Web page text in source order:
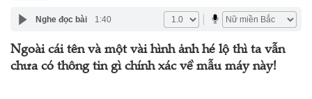
Nghe đọc bài 1:40
Ngoài cái tên và một vài hình ảnh hé lộ thì ta vẫn
chưa có thông tin gì chính xác về mẫu máy này!